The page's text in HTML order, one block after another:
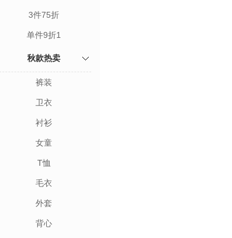
3件75折
单件9折1
秋款热卖
裤装
卫衣
衬衫
女童
T恤
毛衣
外套
背心